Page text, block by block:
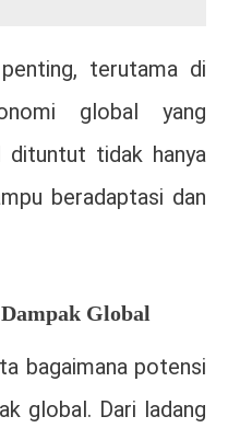
terutama di
global yang
dituntut tidak hanya
beradaptasi dan
Global
bagaimana potensi
global. Dari ladang